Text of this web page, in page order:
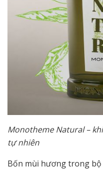
Monotheme Natural –
tự nhiên
Bốn mùi hương trong bộ